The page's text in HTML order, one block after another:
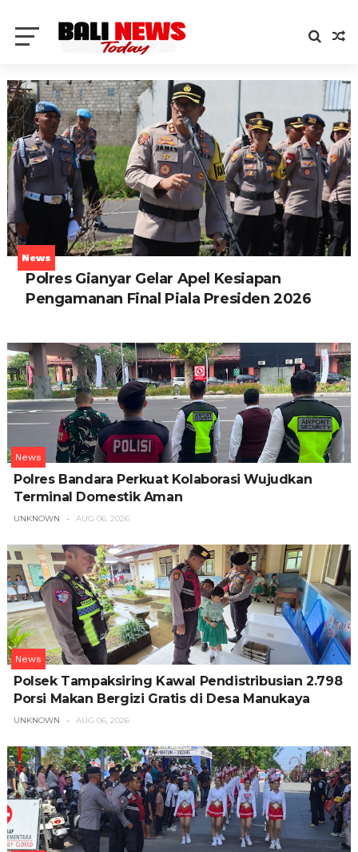
News
Polres Gianyar Gelar Apel Kesiapan
Pengamanan Final Piala Presiden 2026
News
Polres Bandara Perkuat Kolaborasi Wujudkan
Terminal Domestik Aman
UNKNOWN AUG 06, 2026
News
Polsek Tampaksiring Kawal Pendistribusian 2.798
Porsi Makan Bergizi Gratis di Desa Manukaya
UNKNOWN AUG 06, 2026